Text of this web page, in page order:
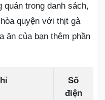
quán trong danh sách,
quyện với thịt gà
ăn của bạn thêm phần
Số
điện